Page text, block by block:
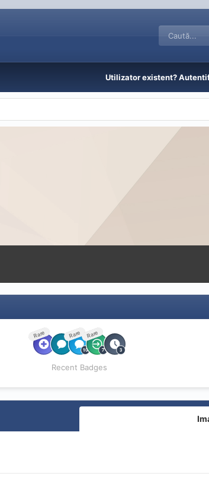
Utilizator existent?
Rare Rare Rare
Recent Badges